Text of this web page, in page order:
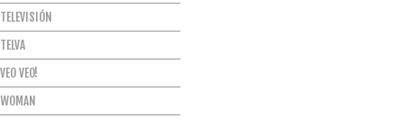
TELEVISIÓN
TELVA
VEO VEO!
WOMAN